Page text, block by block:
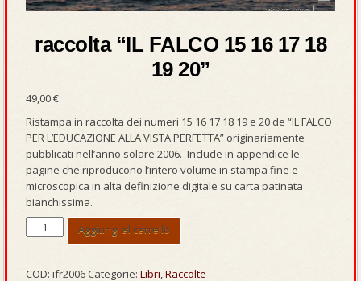
raccolta “IL FALCO 15 16 17 18
19 20”
49,00€
Ristampa in raccolta dei numeri 15 16 17 18 19 e 20 de “IL FALCO
PER L’EDUCAZIONE ALLA VISTA PERFETTA” originariamente
pubblicati nell’anno solare 2006. Include in appendice le
pagine che riproducono l’intero volume in stampa fine e
microscopica in alta definizione digitale su carta patinata
bianchissima.
raccolta
“IL
15
Aggiungi al carrello
COD:ifr2006Categorie:Libri ,Raccolte